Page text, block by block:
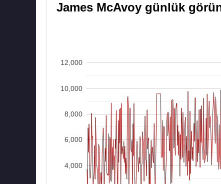
James McAvoy günlük
4,000
6,000
8,000
10,000
12,000